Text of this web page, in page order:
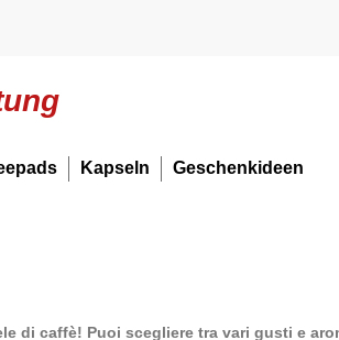
Kapseln Geschenkideen
di caffè! Puoi scegliere tra vari gusti e